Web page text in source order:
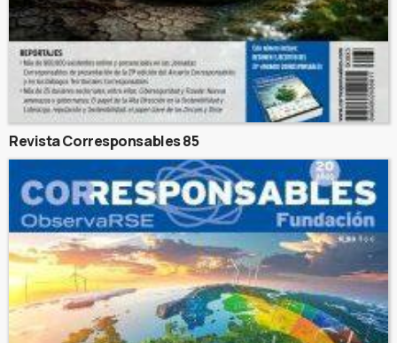
Revista Corresponsables 85